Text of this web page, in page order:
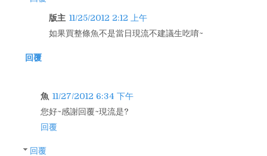
版主 11/25/2012 2:12 上午
如果買整條魚不是當日現流不建議生吃唷~
回覆
魚 11/27/2012 6:34 下午
您好~感謝回覆~現流是?
回覆
回覆